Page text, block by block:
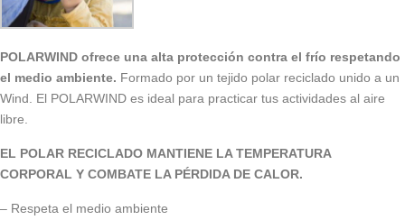
POLARWIND ofrece una alta protección contra el frío respetando
el medio ambiente. Formado por un tejido polar reciclado unido a un
Wind. El POLARWIND es ideal para practicar tus actividades al aire
libre.
EL POLAR RECICLADO MANTIENE LA TEMPERATURA
CORPORAL Y COMBATE LA PÉRDIDA DE CALOR.
– Respeta el medio ambiente